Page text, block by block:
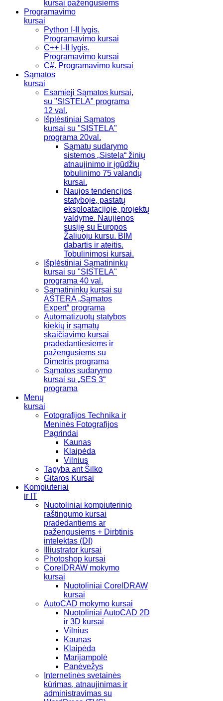
kursai pažengusiems
Programavimo
kursai
Python I-II lygis.
Programavimo kursai
C++ I-II lygis.
Programavimo kursai
C#. Programavimo kursai
Sąmatos
kursai
Esamieji Sąmatos kursai,
su "SISTELA" programa
12 val.
Išplėstiniai Sąmatos
kursai su "SISTELA"
programa 20val.
Sąmatų sudarymo
sistemos „Sistela“ žinių
atnaujinimo ir įgūdžių
tobulinimo 75 valandų
kursai.
Naujos tendencijos
statyboje, pastatų
eksploatacijoje, projektų
valdyme. Naujienos
susiję su Europos
Žaliuoju kursu. BIM
dabartis ir ateitis.
Tobulinimosi kursai.
Išplėstiniai Sąmatininkų
kursai su "SISTELA"
programa 40 val.
Sąmatininkų kursai su
ASTERA „Sąmatos
Expert“ programa
Automatizuotų statybos
kiekių ir sąmatų
skaičiavimo kursai
pradedantiesiems ir
pažengusiems su
Dimetris programa
Sąmatos sudarymo
kursai su „SES 3“
programa
Menų
kursai
Fotografijos Technika ir
Meninės Fotografijos
Pagrindai
Kaunas
Klaipėda
Vilnius
Tapyba ant Šilko
Gitaros Kursai
Kompiuteriai
ir IT
Nuotoliniai kompiuterinio
raštingumo kursai
pradedantiems ar
pažengusiems + Dirbtinis
intelektas (DI)
Illiustrator kursai
Photoshop kursai
CorelDRAW mokymo
kursai
Nuotoliniai CorelDRAW
kursai
AutoCAD mokymo kursai
Nuotoliniai AutoCAD 2D
ir 3D kursai
Vilnius
Kaunas
Klaipėda
Marijampolė
Panėvežys
Internetinės svetainės
kūrimas, atnaujinimas ir
administravimas su